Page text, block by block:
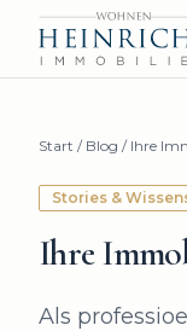
Start / Blog / Ihre
Stories &
Ihre
Als